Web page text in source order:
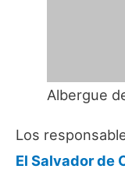
Albergue
Los
El Salvador de